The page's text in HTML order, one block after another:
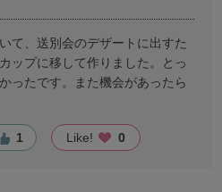
て、送別会のデザートに出すた
ップに移して作りました。とっ
ったです。また機会があったら
1 Like! 0